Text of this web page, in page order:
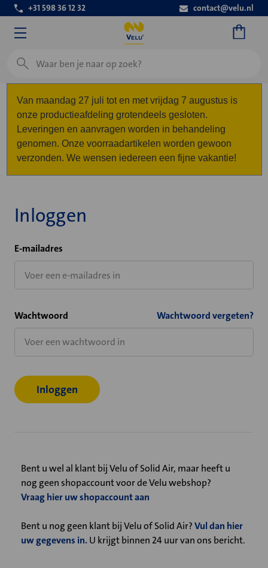
+31 598 36 12 32 contact@velu.nl
Zoeken
Van maandag 27 juli tot en met vrijdag 7 augustus is
onze productieafdeling grotendeels gesloten.
Leveringen en aanvragen worden in behandeling
genomen. Onze voorraadartikelen worden gewoon
verzonden. We wensen iedereen een fijne vakantie!
Inloggen
E-mailadres
Wachtwoord Wachtwoord vergeten?
Bent u wel al klant bij Velu of Solid Air, maar heeft u
nog geen shopaccount voor de Velu webshop?
Vraag hier uw shopaccount aan
Bent u nog geen klant bij Velu of Solid Air?Vul dan hier
uw gegevens in.U krijgt binnen 24 uur van ons bericht.